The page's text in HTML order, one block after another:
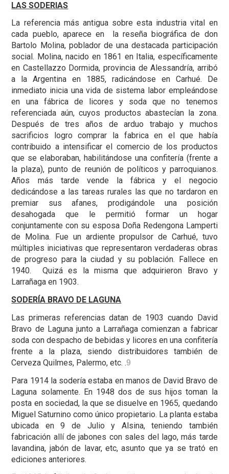
LAS SODERIAS
La referencia más antigua sobre esta industria vital en
cada pueblo, aparece en la reseña biográfica de don
Bartolo Molina, poblador de una destacada participación
social. Molina, nacido en 1861 en Italia, específicamente
en Castellazzo Dormida, provincia de Alessandría, arribó
a la Argentina en 1885, radicándose en Carhué. De
inmediato inicia una vida de sistema labor empleándose
en una fábrica de licores y soda que no tenemos
referenciada aún, cuyos productos abastecían la zona.
Después de tres años de arduo trabajo y muchos
sacrificios logro comprar la fabrica en el que había
contribuido a intensificar el comercio de los productos
que se elaboraban, habilitándose una confitería (frente a
la plaza), punto de reunión de políticos y parroquianos.
Años más tarde vende la fábrica y el negocio
dedicándose a las tareas rurales las que no tardaron en
premiar sus afanes, prodigándole una posición
desahogada que le permitió formar un hogar
conjuntamente con su esposa Doña Redengona Lamperti
de Molina. Fue un ardiente propulsor de Carhué, tuvo
múltiples iniciativas que representaron verdaderas obras
de progreso para la ciudad y su población. Fallece en
1940. Quizá es la misma que adquirieron Bravo y
Larrañaga en 1903.
SODERÍA BRAVO DE LAGUNA
Las primeras referencias datan de 1903 cuando David
Bravo de Laguna junto a Larrañaga comienzan a fabricar
soda con despacho de bebidas y licores en una confitería
frente a la plaza, siendo distribuidores también de
Cerveza Quilmes, Palermo, etc. .9
Para 1914 la sodería estaba en manos de David Bravo de
Laguna solamente. En 1948 dos de sus hijos toman la
posta en sociedad, la que se disuelve en 1965, quedando
Miguel Saturnino como único propietario. La planta estaba
ubicada en 9 de Julio y Alsina, teniendo también
fabricación allí de jabones con sales del lago, más tarde
lavandina, jabón de lavar, etc, asunto que ya se trató en
ediciones anteriores.